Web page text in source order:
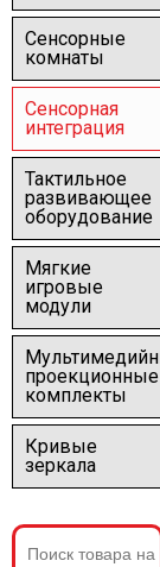
Сенсорные
комнаты
Сенсорная
интеграция
Тактильное
развивающее
оборудование
Мягкие
игровые
модули
проекционные
комплекты
Кривые
зеркала